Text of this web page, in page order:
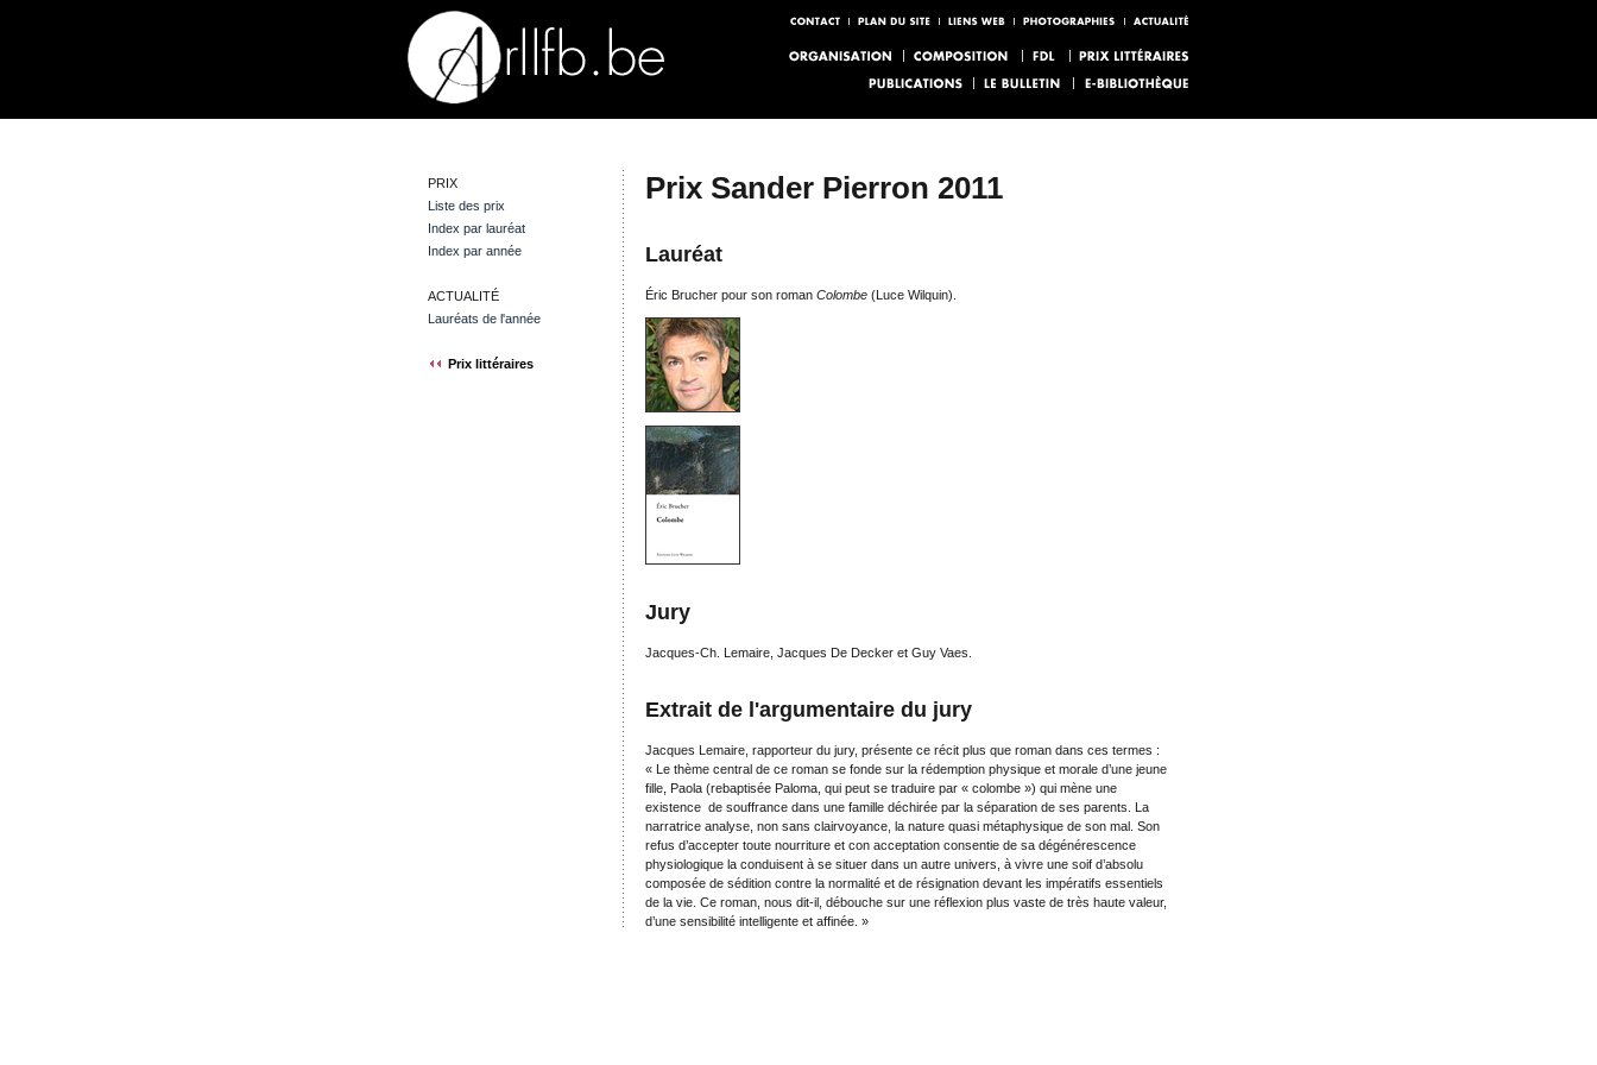
PRIX
Liste des prix
Index par lauréat
Index par année
ACTUALITÉ
Lauréats de l'année
Prix littéraires
Prix Sander Pierron 2011
Lauréat
Éric Brucher pour son roman Colombe (Luce Wilquin).
Jury
Jacques-Ch. Lemaire, Jacques De Decker et Guy Vaes.
Extrait de l'argumentaire du jury
Jacques Lemaire, rapporteur du jury, présente ce récit plus que roman dans ces termes :
« Le thème central de ce roman se fonde sur la rédemption physique et morale d’une jeune
fille, Paola (rebaptisée Paloma, qui peut se traduire par « colombe ») qui mène une
existence de souffrance dans une famille déchirée par la séparation de ses parents. La
narratrice analyse, non sans clairvoyance, la nature quasi métaphysique de son mal. Son
refus d’accepter toute nourriture et con acceptation consentie de sa dégénérescence
physiologique la conduisent à se situer dans un autre univers, à vivre une soif d’absolu
composée de sédition contre la normalité et de résignation devant les impératifs essentiels
de la vie. Ce roman, nous dit-il, débouche sur une réflexion plus vaste de très haute valeur,
d’une sensibilité intelligente et affinée. »